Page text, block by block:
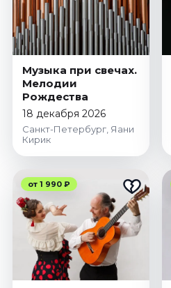
Музыка при свечах.
Мелодии
Рождества
18 декабря 2026
Санкт-Петербург, Яани
Кирик
от 1 990 ₽